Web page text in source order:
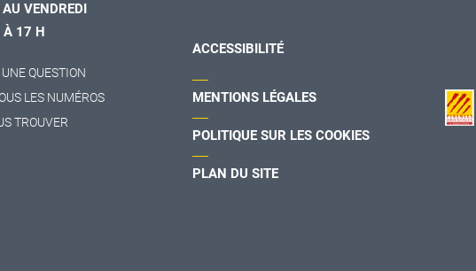
VENDREDI
À 17 H
QUESTION
LES NUMÉROS
TROUVER
ACCESSIBILITÉ
MENTIONS LÉGALES
POLITIQUE SUR LES COOKIES
PLAN DU SITE